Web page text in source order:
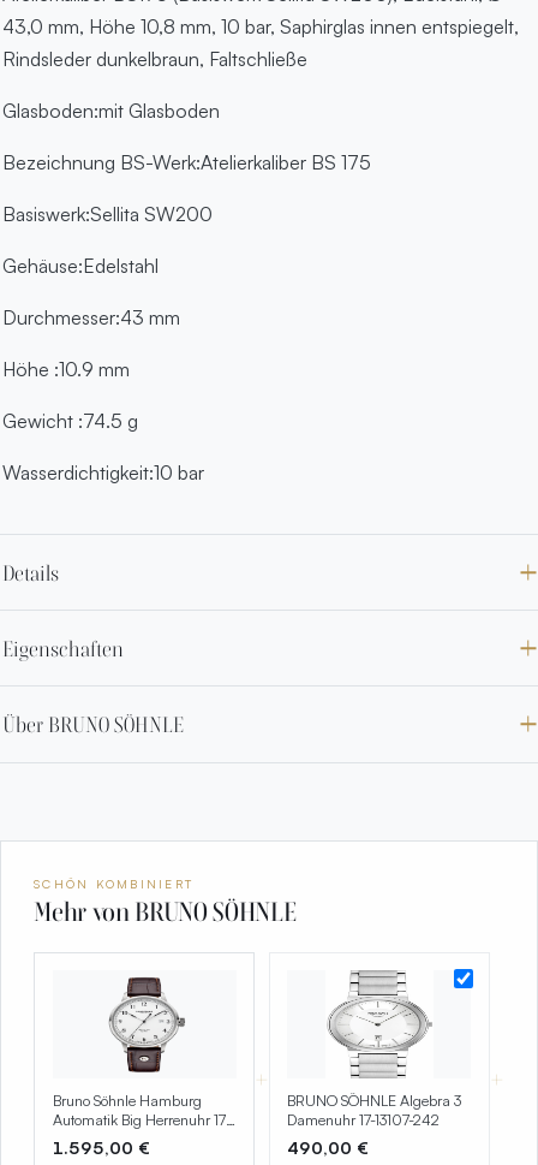
43,0 mm, Höhe 10,8 mm, 10 bar, Saphirglas innen entspiegelt,
Rindsleder dunkelbraun, Faltschließe
Glasboden:mit Glasboden
Bezeichnung BS-Werk:Atelierkaliber BS 175
Basiswerk:Sellita SW200
Gehäuse:Edelstahl
Durchmesser:43 mm
Höhe :10.9 mm
Gewicht :74.5 g
Wasserdichtigkeit:10 bar
Details
Eigenschaften
Über BRUNO SÖHNLE
SCHÖN KOMBINIERT
Mehr von BRUNO SÖHNLE
Bruno Söhnle Hamburg
Automatik Big Herrenuhr 17-
12203-221
1.595,00 €
+
BRUNO SÖHNLE Algebra 3
Damenuhr 17-13107-242
490,00 €
+